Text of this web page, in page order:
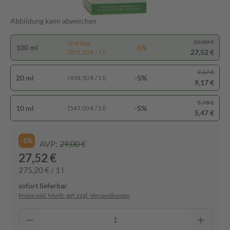
Abbildung kann abweichen
100 ml
Spartipp
(275,20 € / 1 l)
-5%
29,00 €
27,52 €
20 ml (458,50 € / 1 l) -5%
9,67 €
9,17 €
10 ml (547,00 € / 1 l) -5%
5,78 €
5,47 €
-5% AVP: 29,00 €
27,52 €
275,20 € / 1 l
sofort lieferbar
Preise inkl. MwSt. ggf. zzgl. Versandkosten